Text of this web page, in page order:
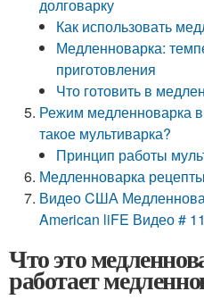
долговарку
Как использовать
Медленноварка:
приготовления
Что готовить в
Режим медленноварка
такое мультиварка?
Принцип работы
Медленноварка
Видео CША
American liFE Видео #
Что это
работает